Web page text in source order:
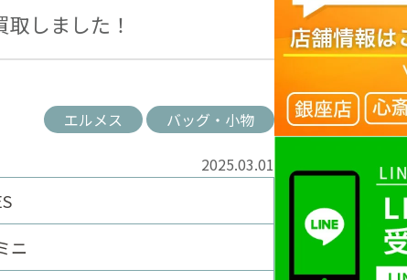
しました！
エルメス バッグ・小物
2025.03.01
ニ